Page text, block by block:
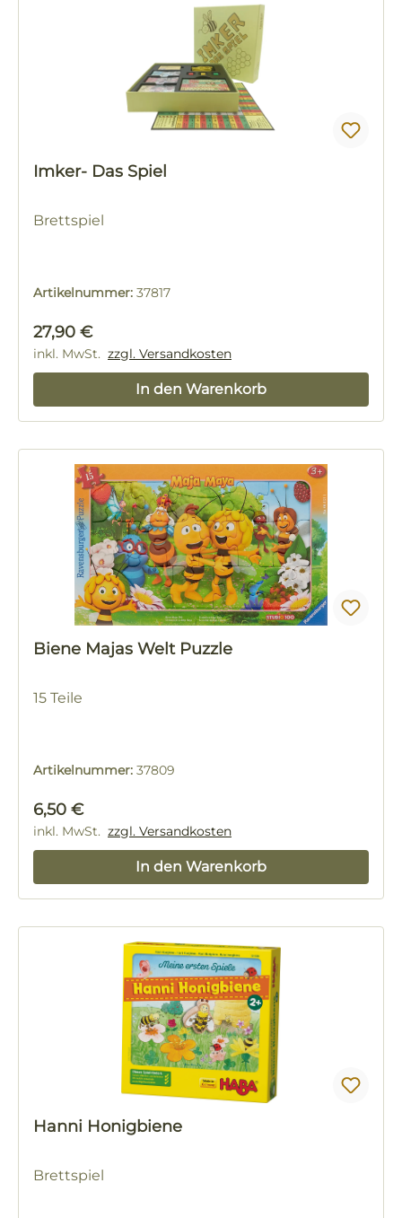
Imker- Das Spiel
Brettspiel
Artikelnummer: 37817
Regulärer Preis:
27,90 €
inkl. MwSt. zzgl. Versandkosten
In den Warenkorb
Biene Majas Welt Puzzle
15 Teile
Artikelnummer: 37809
Regulärer Preis:
6,50 €
inkl. MwSt. zzgl. Versandkosten
In den Warenkorb
Hanni Honigbiene
Brettspiel